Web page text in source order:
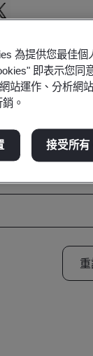
證
為提供您最佳個
即表示您同
站運作、分析網
。
接受所